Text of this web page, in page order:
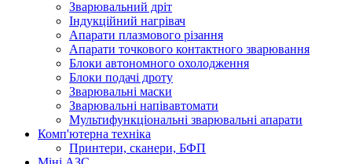
Зварювальний дріт
Індукційний нагрівач
Апарати плазмового різання
Апарати точкового контактного зварювання
Блоки автономного охолодження
Блоки подачі дроту
Зварювальні маски
Зварювальні напівавтомати
Мультифункціональні зварювальні апарати
Комп'ютерна техніка
Принтери, сканери, БФП